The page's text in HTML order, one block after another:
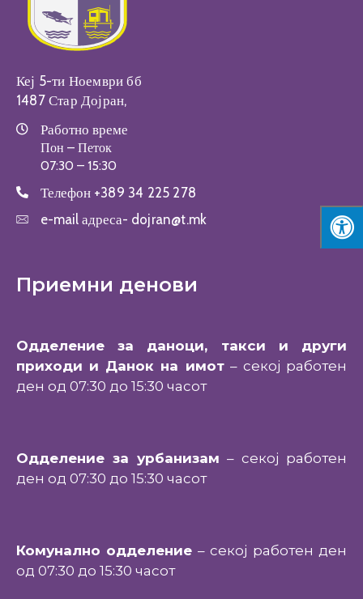
Кеј 5-ти Ноември бб
1487 Стар Дојран,
Работно време
Пон – Петок
07:30 – 15:30
Телефон +389 34 225 278
e-mail адреса- dojran@t.mk
Приемни денови
Одделение за даноци, такси и други
приходи и Данок на имот– секој работен
ден од 07:30 до 15:30 часот
Одделение за урбанизам – секој работен
ден од 07:30 до 15:30 часот
Комунално одделение – секој работен ден
од 07:30 до 15:30 часот